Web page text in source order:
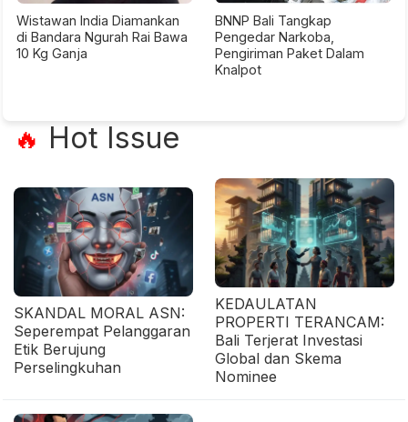
Wistawan India Diamankan
di Bandara Ngurah Rai Bawa
10 Kg Ganja
BNNP Bali Tangkap
Pengedar Narkoba,
Pengiriman Paket Dalam
Knalpot
🔥 Hot Issue
SKANDAL MORAL ASN:
Seperempat Pelanggaran
Etik Berujung
Perselingkuhan
KEDAULATAN
PROPERTI TERANCAM:
Bali Terjerat Investasi
Global dan Skema
Nominee